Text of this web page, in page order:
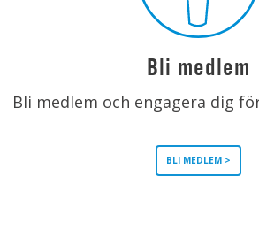
Bli medlem
Bli medlem och engagera dig
BLI MEDLEM >